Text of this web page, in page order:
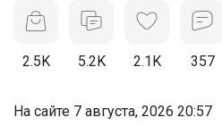
2.5K 5.2K 2.1K 357
На сайте 7 августа, 2026 20:57